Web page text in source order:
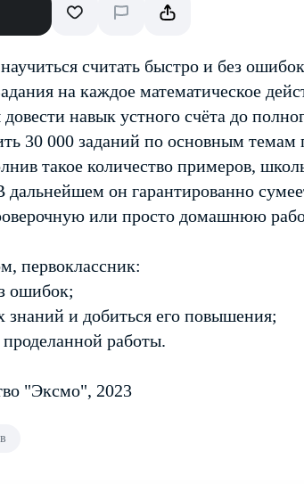
считать быстро и без
на каждое математическое
навык устного счёта до
30 000 заданий по основным
такое количество примеров,
дальнейшем он гарантированно
или просто домашнюю
первоклассник:
ошибок;
знаний и добиться его повышения;
работы.
"Эксмо", 2023